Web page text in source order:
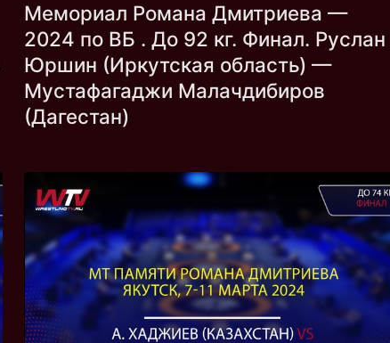
Мемориал Романа Дмитриева —
2024 по ВБ . До 92 кг. Финал. Руслан
Юршин (Иркутская область) —
Мустафагаджи Малачдибиров
(Дагестан)